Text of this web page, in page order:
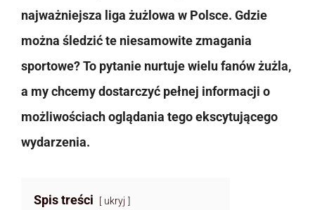
najważniejsza liga żużlowa w Polsce. Gdzie
można śledzić te niesamowite zmagania
sportowe? To pytanie nurtuje wielu fanów żużla,
a my chcemy dostarczyć pełnej informacji o
możliwościach oglądania tego ekscytującego
wydarzenia.
Spis treści ukryj